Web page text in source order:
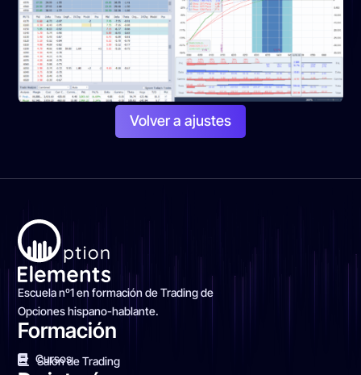
Volver a ajustes
Escuela nº1 en formación de Trading de
Opciones hispano-hablante.
Formación
Cursos
Salón de Trading